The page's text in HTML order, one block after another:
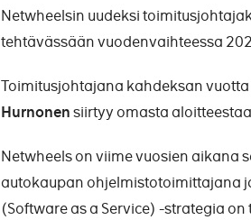
Netwheelsin uudeksi
tehtävässään vuodenvaihteessa
Toimitusjohtajana kahdeksan
Hurnonensiirtyy omasta
Netwheels on viime vuosien aikana
autokaupan ohjelmistotoimittajana
(Software as a Service) -strategia